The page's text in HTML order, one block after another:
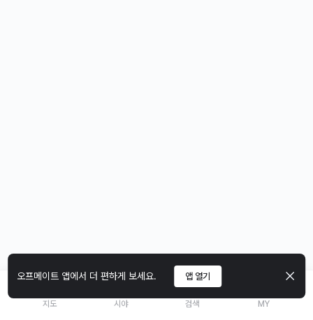
오프메이트 앱에서 더 편하게 보세요. 앱 열기
지도 시야 검색 MY